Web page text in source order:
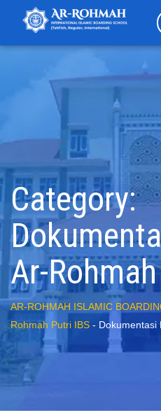
Category:
Ar-
AR-ROHMAH ISLAMIC
Rohmah Putri IBS - Dokumentasi